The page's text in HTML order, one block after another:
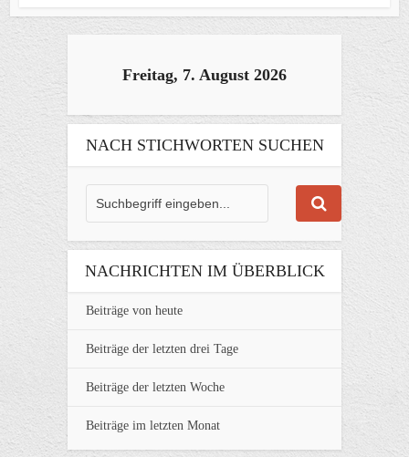
Freitag, 7. August 2026
NACH STICHWORTEN SUCHEN
NACHRICHTEN IM ÜBERBLICK
Beiträge von heute
Beiträge der letzten drei Tage
Beiträge der letzten Woche
Beiträge im letzten Monat